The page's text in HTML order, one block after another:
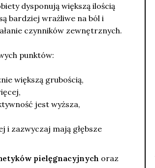
dysponują większą ilością
bardziej wrażliwe na ból i
czynników zewnętrznych.
punktów:
większą grubością,
jest wyższa,
i zazwyczaj mają głębsze
pielęgnacyjnych oraz